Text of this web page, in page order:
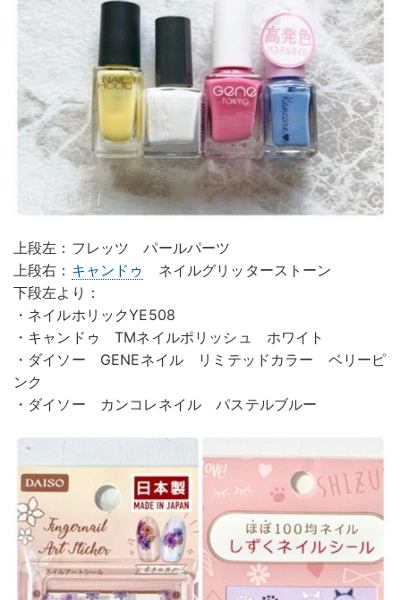
上段左：フレッツ パールパーツ
上段右： キャンドゥ
ネイルグリッターストーン
下段左より：
・ネイルホリックYE508
・キャンドゥ TMネイルポリッシュ ホワイト
・ダイソー GENEネイル リミテッドカラー ベリーピ
ンク
・ダイソー カンコレネイル パステルブルー